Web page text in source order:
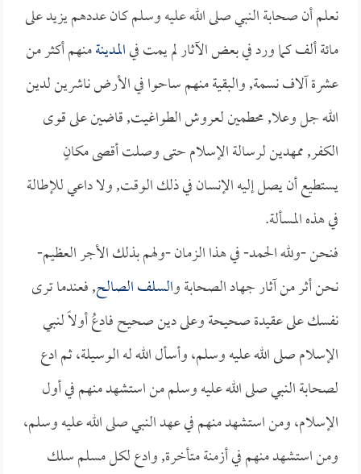
نعلم أن صحابة النبي صلى الله عليه وسلم كان عددهم يزيد على
مائة ألف كما ورد في بعض الآثار لم يمت فيالمدينةمنهم أكثر من
عشرة آلاف نسمة, والبقية منهم ساحوا في الأرض ناشرين لدين
الله جل وعلا, محطمين لعروش الطواغيت, قاضين على قوى
الكفر, ممهدين لرسالة الإسلام حتى وصلت أقصى مكانٍ
يستطيع أن يصل إليه الإنسان في ذلك الوقت, ولا داعي للإطالة
في هذه المسألة.
فنحن -ولله الحمد- في هذا الزمان -ولهم بذلك الأجر العظيم-
نحن أثر من آثار جهاد الصحابة والسلف الصالح, فعندما ترى
نفسك على عقيدة صحيحة وعلى دين صحيح فادعُ أولاً لنبي
الإسلام صلى الله عليه وسلم، وأسأل الله له الوسيلة، ثم ادع
لصحابة النبي صلى الله عليه وسلم من استشهد منهم في أول
الإسلام، ومن استشهد منهم في عهد النبي صلى الله عليه وسلم،
ومن استشهد منهم في أزمنة متأخرة, وادع لكل مسلم سلك